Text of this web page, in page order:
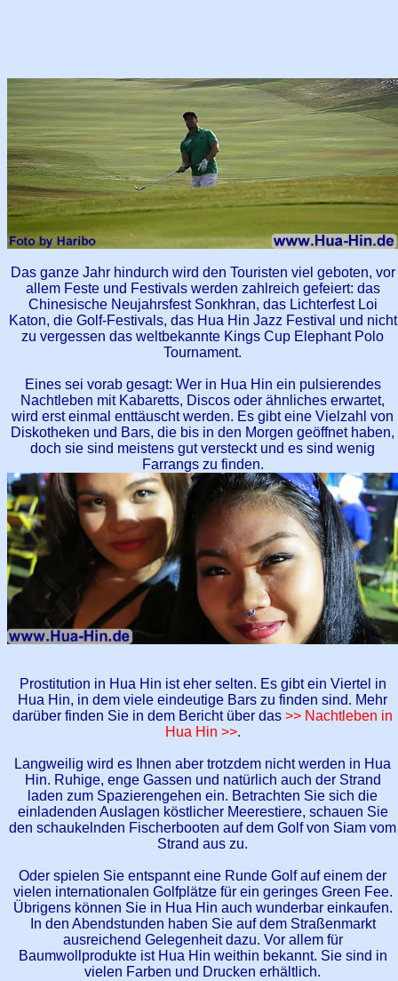
Das ganze Jahr hindurch wird den Touristen viel geboten, vor
allem Feste und Festivals werden zahlreich gefeiert: das
Chinesische Neujahrsfest Sonkhran, das Lichterfest Loi
Katon, die Golf-Festivals, das Hua Hin Jazz Festival und nicht
zu vergessen das weltbekannte Kings Cup Elephant Polo
Tournament.
Eines sei vorab gesagt: Wer in Hua Hin ein pulsierendes
Nachtleben mit Kabaretts, Discos oder ähnliches erwartet,
wird erst einmal enttäuscht werden. Es gibt eine Vielzahl von
Diskotheken und Bars, die bis in den Morgen geöffnet haben,
doch sie sind meistens gut versteckt und es sind wenig
Farrangs zu finden.
Prostitution in Hua Hin ist eher selten. Es gibt ein Viertel in
Hua Hin, in dem viele eindeutige Bars zu finden sind. Mehr
darüber finden Sie in dem Bericht über das >> Nachtleben in
Hua Hin >>.
Langweilig wird es Ihnen aber trotzdem nicht werden in Hua
Hin. Ruhige, enge Gassen und natürlich auch der Strand
laden zum Spazierengehen ein. Betrachten Sie sich die
einladenden Auslagen köstlicher Meerestiere, schauen Sie
den schaukelnden Fischerbooten auf dem Golf von Siam vom
Strand aus zu.
Oder spielen Sie entspannt eine Runde Golf auf einem der
vielen internationalen Golfplätze für ein geringes Green Fee.
Übrigens können Sie in Hua Hin auch wunderbar einkaufen.
In den Abendstunden haben Sie auf dem Straßenmarkt
ausreichend Gelegenheit dazu. Vor allem für
Baumwollprodukte ist Hua Hin weithin bekannt. Sie sind in
vielen Farben und Drucken erhältlich.